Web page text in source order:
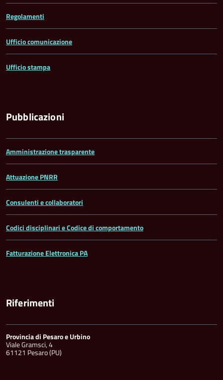
Regolamenti
Ufficio comunicazione
Ufficio stampa
Pubblicazioni
Amministrazione trasparente
Attuazione PNRR
Consulenti e collaboratori
Codici disciplinari e Codice di comportamento
Fatturazione Elettronica PA
Riferimenti
Provincia di Pesaro e Urbino
Viale Gramsci, 4
61121 Pesaro (PU)